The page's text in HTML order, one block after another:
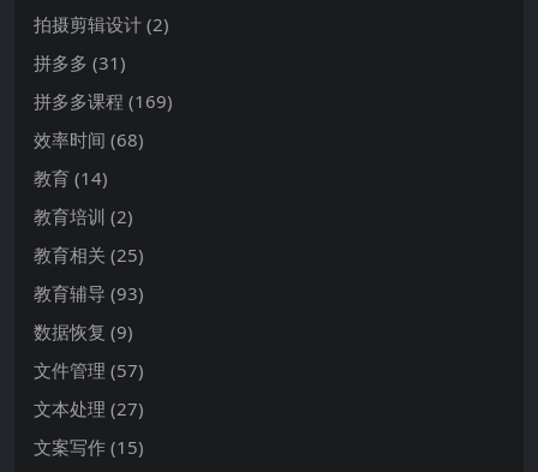
拍摄剪辑设计 (2)
拼多多 (31)
拼多多课程 (169)
效率时间 (68)
教育 (14)
教育培训 (2)
教育相关 (25)
教育辅导 (93)
数据恢复 (9)
文件管理 (57)
文本处理 (27)
文案写作 (15)